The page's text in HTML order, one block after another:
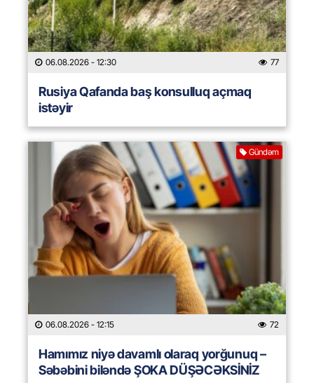
06.08.2026 - 12:30 77
Rusiya Qafanda baş konsulluq açmaq
istəyir
Gündəm
06.08.2026 - 12:15 72
Hamımız niyə davamlı olaraq yorğunuq –
Səbəbini biləndə ŞOKA DÜŞƏCƏKSİNİZ